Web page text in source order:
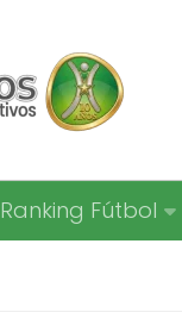
Ranking Fútbol